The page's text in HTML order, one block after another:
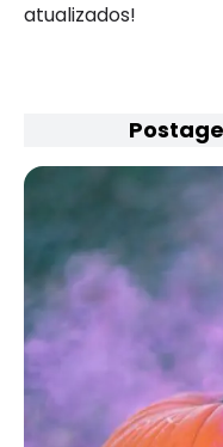
atualizados!